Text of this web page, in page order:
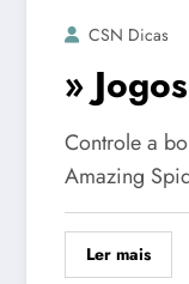
CSN Dicas
»
Controle a
Amazing
Ler mais